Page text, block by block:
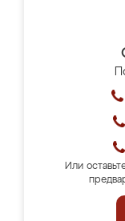
Или